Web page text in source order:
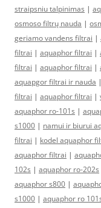
straipsniu talpinimas |
osmoso filtrų nauda |
geriamo vandens filtrai |
filtrai | aquaphor filtrai |
filtrai | aquaphor filtrai |
aquapgor filtrai ir nauda |
filtrai | aquaphor filtrai |
aquaphor ro-101s |
s1000 | namui ir biurui
filtrai | kodel aquaphor
aquaphor filtrai |
102s | aquaphor ro-202s
aquaphor s800 |
s1000 | aquaphor ro